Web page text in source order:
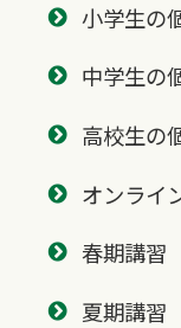
小学生の
中学生の
高校生の
オンライ
春期講習
夏期講習